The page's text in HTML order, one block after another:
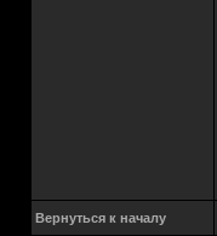
Вернуться к началу